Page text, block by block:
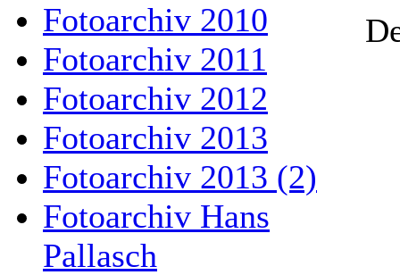
Fotoarchiv 2010
Fotoarchiv 2011
Fotoarchiv 2012
Fotoarchiv 2013
Fotoarchiv 2013 (2)
Fotoarchiv Hans
Pallasch